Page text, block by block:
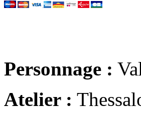
Personnage :
Atelier :